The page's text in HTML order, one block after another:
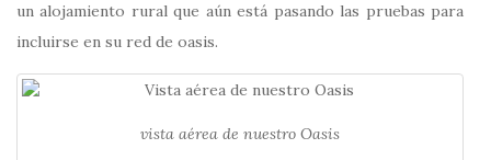
un alojamiento rural que aún está pasando las pruebas para
incluirse en su red de oasis.
vista aérea de nuestro Oasis